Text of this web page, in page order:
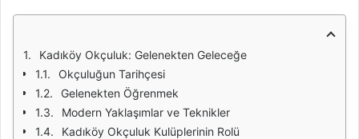
Kadıköy Okçuluk: Gelenekten Geleceğe
Okçuluğun Tarihçesi
Gelenekten Öğrenmek
Modern Yaklaşımlar ve Teknikler
Kadıköy Okçuluk Kulüplerinin Rolü